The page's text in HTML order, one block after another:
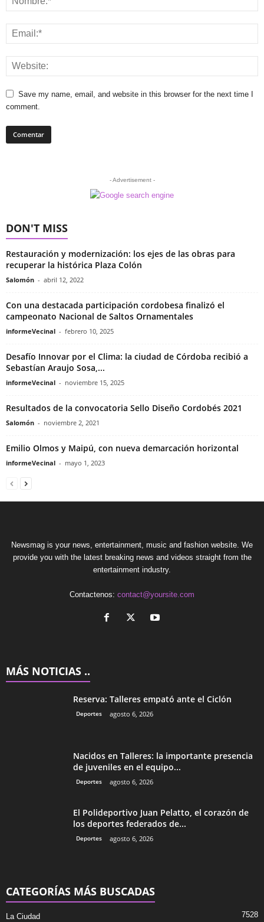
Save my name, email, and website in this browser for the next time I
comment.
- Advertisement -
DON'T MISS
Restauración y modernización: los ejes de las obras para
recuperar la histórica Plaza Colón
Salomón - abril 12, 2022
Con una destacada participación cordobesa finalizó el
campeonato Nacional de Saltos Ornamentales
informeVecinal - febrero 10, 2025
Desafío Innovar por el Clima: la ciudad de Córdoba recibió a
Sebastían Araujo Sosa,...
informeVecinal - noviembre 15, 2025
Resultados de la convocatoria Sello Diseño Cordobés 2021
Salomón - noviembre 2, 2021
Emilio Olmos y Maipú, con nueva demarcación horizontal
informeVecinal - mayo 1, 2023
Newsmag is your news, entertainment, music and fashion website. We
provide you with the latest breaking news and videos straight from the
entertainment industry.
Contactenos: contact@yoursite.com
MÁS NOTICIAS ..
Reserva: Talleres empató ante el Ciclón
Deportes agosto 6, 2026
Nacidos en Talleres: la importante presencia
de juveniles en el equipo...
Deportes agosto 6, 2026
El Polideportivo Juan Pelatto, el corazón de
los deportes federados de...
Deportes agosto 6, 2026
CATEGORÍAS MÁS BUSCADAS
La Ciudad 7528